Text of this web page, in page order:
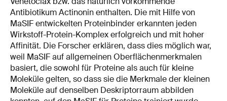
Antibiotikum Actinonin enthalten. Die mit Hilfe von
MaSIF entwickelten Proteinbinder erkannten jeden
Wirkstoff-Protein-Komplex erfolgreich und mit hoher
Affinität. Die Forscher erklären, dass dies möglich war,
weil MaSIF auf allgemeinen Oberflächenmerkmalen
basiert, die sowohl für Proteine als auch für kleine
Moleküle gelten, so dass sie die Merkmale der kleinen
Moleküle auf denselben Deskriptorraum abbilden